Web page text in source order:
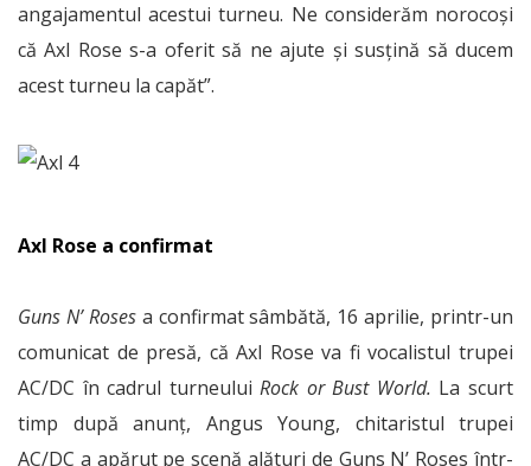
angajamentul acestui turneu. Ne considerăm norocoși
că Axl Rose s-a oferit să ne ajute și susțină să ducem
acest turneu la capăt”.
Axl Rose a confirmat
Guns N’ Rosesa confirmat sâmbătă, 16 aprilie, printr-un
comunicat de presă, că Axl Rose va fi vocalistul trupei
AC/DC în cadrul turneuluiRock or Bust World. La scurt
timp după anunț, Angus Young, chitaristul trupei
AC/DC a apărut pe scenă alături de Guns N’ Roses într-